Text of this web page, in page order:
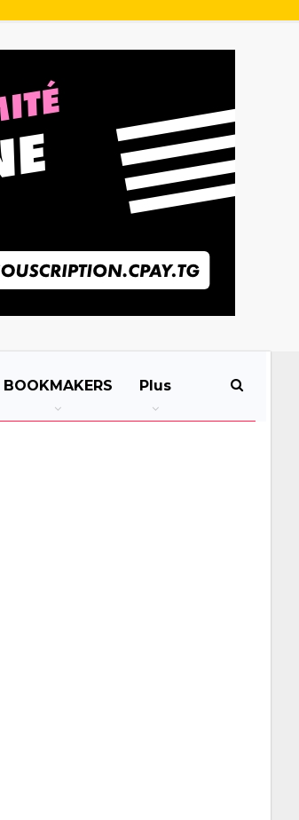
BOOKMAKERS Plus